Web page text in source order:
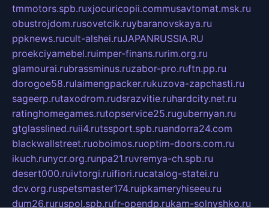
tmmotors.spb.ruxjocuricopii.commusavtomat.msk.ru
obustrojdom.rusovetcik.ruybaranovskaya.ru
ppknews.rucult-alshei.ruJAPANRUSSIA.RU
proekciyamebel.ruimper-finans.rurim.org.ru
glamourai.rubrassminus.ruzabor-pro.ruftn.pp.ru
dorogoe58.rulaimengpacker.rukuzova-zapchasti.ru
sageerp.rutaxodrom.rudsrazvitie.ruhardcity.net.ru
ratinghomegames.rutopservice25.rugubernyan.ru
gtglasslined.ruii4.rutssport.spb.ruandorra24.com
blackwallstreet.ruoboimos.ruoptim-doors.com.ru
ikuch.runycr.org.runpa21.ruvremya-ch.spb.ru
desert000.ruivtorgi.ruifiori.rucatalog-statei.ru
dcv.org.ruspetsmaster174.ruipkameryhiseeu.ru
dum26.ruruspol.spb.rufr-opendp.rukam-solnyshko.ru